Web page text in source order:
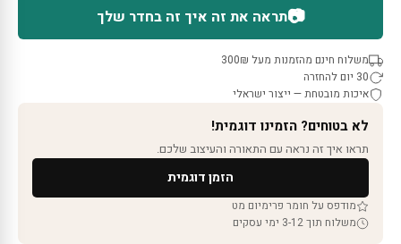
📷תראה את זה איך זה בחדר שלך
משלוח חינם מהזמנות מעל 300₪
30 יום להחזרה
איכות מובטחת — ייצור ישראלי
לא בטוחים? הזמינו דוגמית!
תראו איך זה נראה עם התאורה והעיצוב שלכם.
הזמן דוגמית
מודפס על חומר פרימיום מט
משלוח תוך 3-12 ימי עסקים